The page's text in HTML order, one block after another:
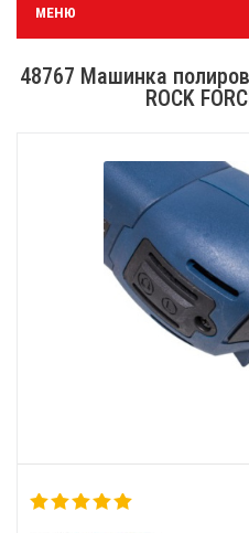
МЕНЮ
48767 Машинка
ROCK